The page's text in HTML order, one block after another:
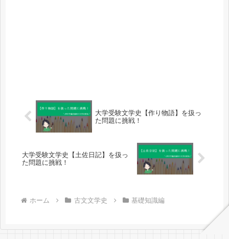
大学受験文学史【作り物語】を扱っ
た問題に挑戦！
大学受験文学史【土佐日記】を扱っ
た問題に挑戦！
ホーム 古文文学史 基礎知識編